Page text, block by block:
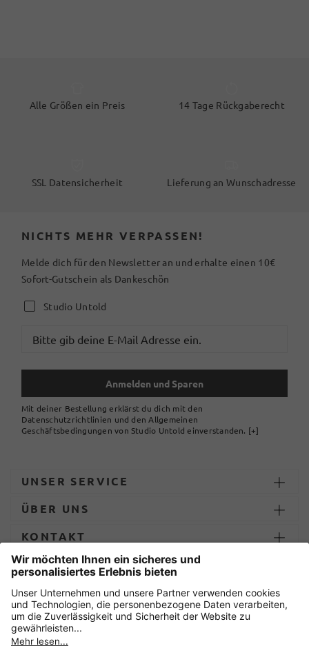
Alle Größen ein Preis 14 Tage Rückgaberecht
SSL Datensicherheit Lieferung an Wunschadresse
NICHTS MEHR VERPASSEN!
Melde dich für den Newsletter an und erhalte einen 10€
Sofort-Gutschein als Dankeschön
Studio Untold
Anmelden und Sparen
Mit deiner Bestellung erklärst du dich mit den
Datenschutzrichtlinien und den Allgemeinen
Geschäftsbedingungen von Studio Untold einverstanden. [+]
UNSER SERVICE
ÜBER UNS
KONTAKT
ZAHLUNG UND LIEFERUNG
Sicher einkaufen mit